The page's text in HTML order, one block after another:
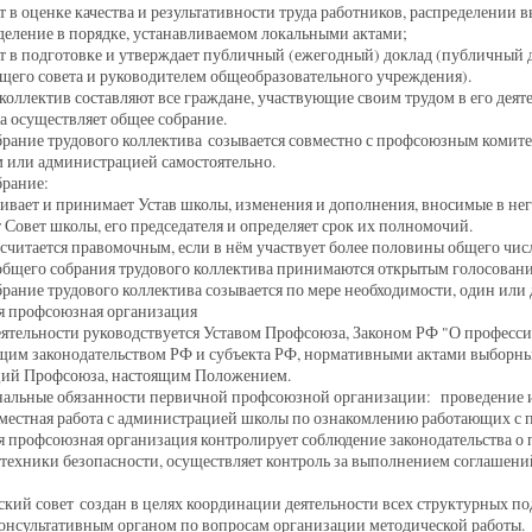
в оценке качества и результативности труда работников,
в порядке, устанавливаемом локальными актами;
в подготовке и утверждает публичный (ежегодный) доклад (публичный
совета и руководителем общеобразовательного учреждения).
составляют все граждане, участвующие своим трудом в его
осуществляет общее собрание.
трудового коллектива созывается совместно с профсоюзным
или администрацией самостоятельно.
и принимает Устав школы, изменения и дополнения, вносимые в
Совет школы, его председателя и определяет срок их полномочий.
правомочным, если в нём участвует более половины общего
собрания трудового коллектива принимаются открытым
трудового коллектива созывается по мере необходимости, один или
профсоюзная организация
руководствуется Уставом Профсоюза, Законом РФ "О
законодательством РФ и субъекта РФ, нормативными актами
Профсоюза, настоящим Положением.
обязанности первичной профсоюзной организации: проведение
работа с администрацией школы по ознакомлению работающих с
организация контролирует соблюдение законодательства
безопасности, осуществляет контроль за выполнением
совет создан в целях координации деятельности всех структурных
органом по вопросам организации методической работы.